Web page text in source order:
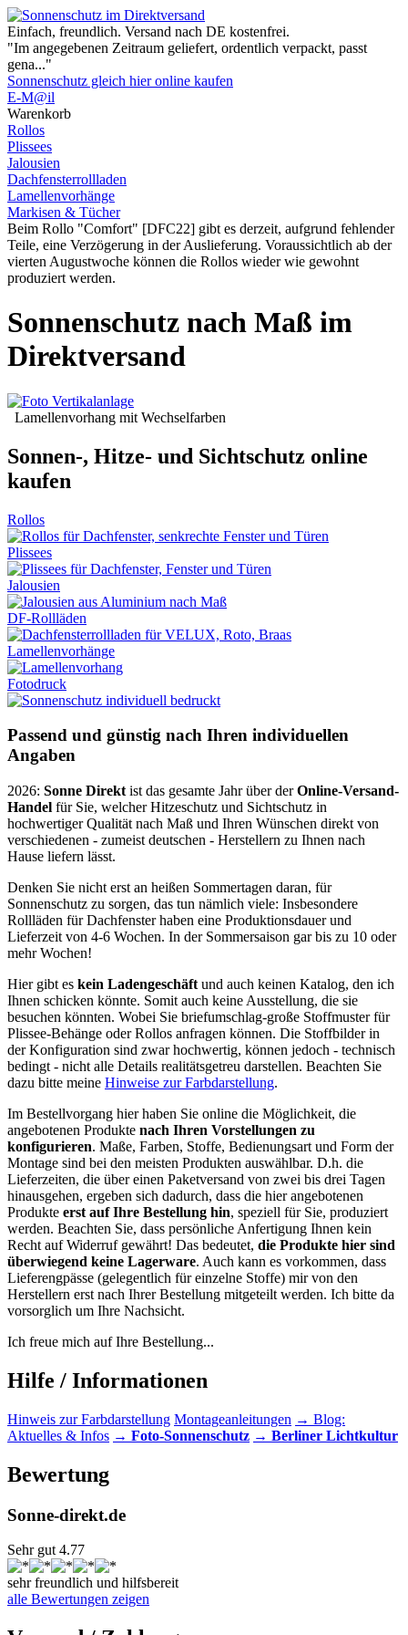
Einfach, freundlich. Versand nach DE kostenfrei.
"Im angegebenen Zeitraum geliefert, ordentlich verpackt, passt
gena..."
Sonnenschutz gleich hier online kaufen
E-M@il
Warenkorb
Rollos
Plissees
Jalousien
Dachfenster­rollladen
Lamellen­vorhänge
Markisen & Tücher
Beim Rollo "Comfort" [DFC22] gibt es derzeit, aufgrund fehlender
Teile, eine Verzögerung in der Auslieferung. Voraussichtlich ab der
vierten Augustwoche können die Rollos wieder wie gewohnt
produziert werden.
Sonnenschutz nach Maß im
Direktversand
Lamellenvorhang mit Wechselfarben
Sonnen-, Hitze- und Sichtschutz online
kaufen
Rollos
Plissees
Jalousien
DF-Rollläden
Lamellenvorhänge
Fotodruck
Passend und günstig nach Ihren individuellen
Angaben
2026: Sonne Direkt ist das gesamte Jahr über derOnline-Versand-
Handel für Sie, welcher Hitzeschutz und Sichtschutz in
hochwertiger Qualität nach Maß und Ihren Wünschen direkt von
verschiedenen - zumeist deutschen - Herstellern zu Ihnen nach
Hause liefern lässt.
Denken Sie nicht erst an heißen Sommertagen daran, für
Sonnenschutz zu sorgen, das tun nämlich viele: Insbesondere
Rollläden für Dachfenster haben eine Produktionsdauer und
Lieferzeit von 4-6 Wochen. In der Sommersaison gar bis zu 10 oder
mehr Wochen!
Hier gibt es kein Ladengeschäft und auch keinen Katalog, den ich
Ihnen schicken könnte. Somit auch keine Ausstellung, die sie
besuchen könnten. Wobei Sie briefumschlag-große Stoffmuster für
Plissee-Behänge oder Rollos anfragen können. Die Stoffbilder in
der Konfiguration sind zwar hochwertig, können jedoch - technisch
bedingt - nicht alle Details realitätsgetreu darstellen. Beachten Sie
dazu bitte meine Hinweise zur Farbdarstellung.
Im Bestellvorgang hier haben Sie online die Möglichkeit, die
angebotenen Produkte nach Ihren Vorstellungen zu
konfigurieren. Maße, Farben, Stoffe, Bedienungsart und Form der
Montage sind bei den meisten Produkten auswählbar. D.h. die
Lieferzeiten, die über einen Paketversand von zwei bis drei Tagen
hinausgehen, ergeben sich dadurch, dass die hier angebotenen
Produkte erst auf Ihre Bestellung hin, speziell für Sie, produziert
werden. Beachten Sie, dass persönliche Anfertigung Ihnen kein
Recht auf Widerruf gewährt! Das bedeutet, die Produkte hier sind
überwiegend keine Lagerware. Auch kann es vorkommen, dass
Lieferengpässe (gelegentlich für einzelne Stoffe) mir von den
Herstellern erst nach Ihrer Bestellung mitgeteilt werden. Ich bitte da
vorsorglich um Ihre Nachsicht.
Ich freue mich auf Ihre Bestellung...
Hilfe / Informationen
Hinweis zur Farbdarstellung Montageanleitungen → Blog:
Aktuelles & Infos → Foto-Sonnenschutz → Berliner Lichtkultur
Bewertung
Sonne-direkt.de
Sehr gut 4.77
sehr freundlich und hilfsbereit
alle Bewertungen zeigen